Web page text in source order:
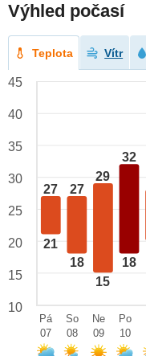
Výhled počasí
Teplota Vítr
27
21
27
18
29
15
32
18
45
40
35
30
25
20
15
10
Pá
07
So
08
Ne
09
Po
10